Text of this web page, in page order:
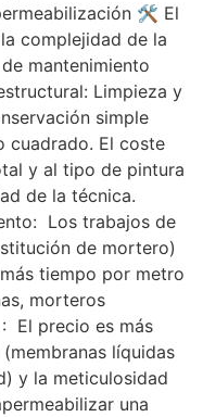
🛠️ El
complejidad de la
mantenimiento
Limpieza y
simple
cuadrado. El coste
y al tipo de pintura
de la técnica.
Los trabajos de
de mortero)
tiempo por metro
morteros
El precio es más
líquidas
y la meticulosidad
una